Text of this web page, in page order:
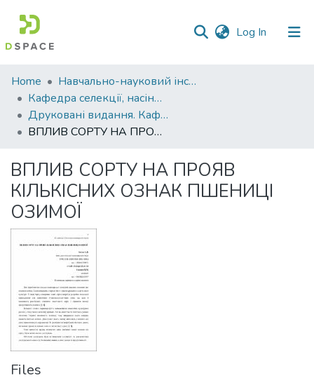
Log In (current)
Communities
&
Collections
All of DSpace
Statistics
Home
Навчально-науковий інститут агротехнологій, селекції та екології
Кафедра селекції, насінництва і генетики
Друковані видання. Кафедра селекції, насінництва і генетики
ВПЛИВ СОРТУ НА ПРОЯВ КІЛЬКІСНИХ ОЗНАК ПШЕНИЦІ ОЗИМОЇ
ВПЛИВ СОРТУ НА ПРОЯВ
КІЛЬКІСНИХ ОЗНАК ПШЕНИЦІ
ОЗИМОЇ
Files